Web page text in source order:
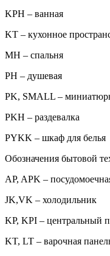
KPH – ванная
KT – кухонное
MH – спальня
PH – душевая
PK, SMALL –
PKH – раздевалка
PYKK – шкаф для белья
Обозначения бытовой
AP, APK –
JK,VK – холодильник
KP, KPI – центральный
KT, LT – варочная